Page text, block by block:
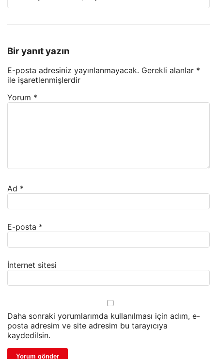
Bir yanıt yazın
E-posta adresiniz yayınlanmayacak. Gerekli alanlar *
ile işaretlenmişlerdir
Yorum *
Ad *
E-posta *
İnternet sitesi
Daha sonraki yorumlarımda kullanılması için adım, e-
posta adresim ve site adresim bu tarayıcıya
kaydedilsin.